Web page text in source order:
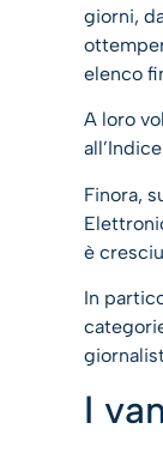
giorni,
elenco
A loro
Finora,
è
In
I